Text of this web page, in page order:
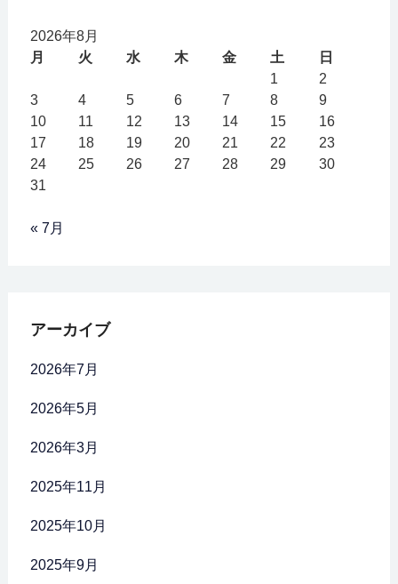
2026年8月
月
火 水 木 金 土
日
1
2
3
4 5 6 7 8
9
10
11 12 13 14 15
16
17
18 19 20 21 22
23
24
25 26 27 28 29
30
31
« 7月
アーカイブ
2026年7月
2026年5月
2026年3月
2025年11月
2025年10月
2025年9月